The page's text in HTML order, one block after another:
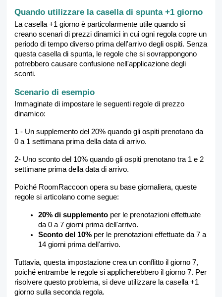
Quando utilizzare la casella di spunta +1 giorno
La casella +1 giorno è particolarmente utile quando si
creano scenari di prezzi dinamici in cui ogni regola copre un
periodo di tempo diverso prima dell'arrivo degli ospiti. Senza
questa casella di spunta, le regole che si sovrappongono
potrebbero causare confusione nell'applicazione degli
sconti.
Scenario di esempio
Immaginate di impostare le seguenti regole di prezzo
dinamico:
1 - Un supplemento del 20% quando gli ospiti prenotano da
0 a 1 settimana prima della data di arrivo.
2- Uno sconto del 10% quando gli ospiti prenotano tra 1 e 2
settimane prima della data di arrivo.
Poiché RoomRaccoon opera su base giornaliera, queste
regole si articolano come segue:
20% di supplemento per le prenotazioni effettuate
da 0 a 7 giorni prima dell'arrivo.
Sconto del 10% per le prenotazioni effettuate da 7 a
14 giorni prima dell'arrivo.
Tuttavia, questa impostazione crea un conflitto il giorno 7,
poiché entrambe le regole si applicherebbero il giorno 7. Per
risolvere questo problema, si deve utilizzare la casella +1
giorno sulla seconda regola.